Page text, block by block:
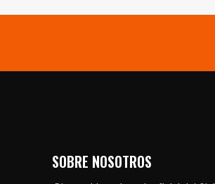
SOBRE NOSOTROS